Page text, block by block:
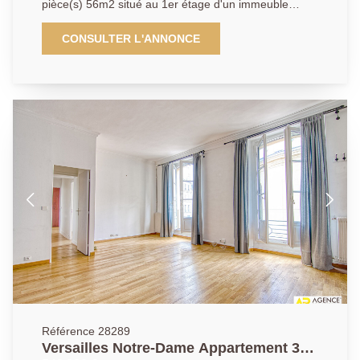
pièce(s) 56m2 situé au 1er étage d'un immeuble
entièrement rénové avec cave - Adresse de premier
ordre dans la partie la plus prisée du quartier Notre-
Dame entre Parc et Marché Notre-Dame pour cet
élégance de l'ancien et rationalité du moderne vous
offrira: Entrée, cuisine neuve entièrement équipée,
vaste séjour baigné de lumière, grande chambre,
salle de douche raffinée avec coin buanderie, wc
séparés. A cela s'ajoute une cave. DPE C. Vous serez
séduits par l'emplacement unique de ce bien, ses
prestations magnifiques et son calme absolu. Un bien
rarissime dans ce quartier. A découvrir rapidement.
CONSULTER L'ANNONCE
Référence 28289
Versailles Notre-Dame Appartement 3